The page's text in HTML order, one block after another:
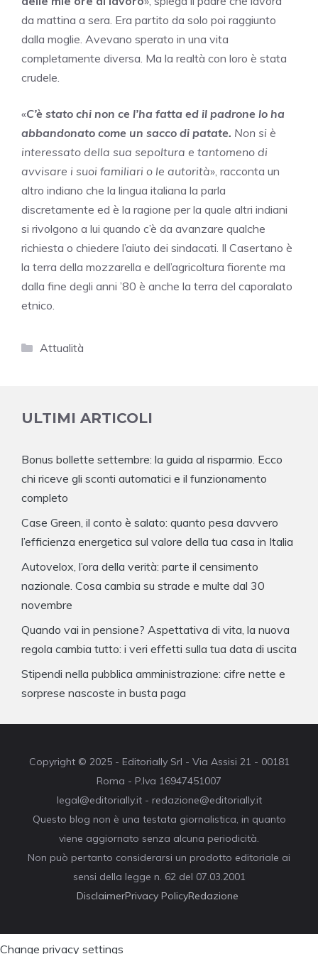
da mattina a sera. Era partito da solo poi raggiunto
dalla moglie. Avevano sperato in una vita
completamente diversa. Ma la realtà con loro è stata
crudele.
«C’è stato chi non ce l’ha fatta ed il padrone lo ha
abbandonato come un sacco di patate. Non si è
interessato della sua sepoltura e tantomeno di
avvisare i suoi familiari o le autorità», racconta un
altro indiano che la lingua italiana la parla
discretamente ed è la ragione per la quale altri indiani
si rivolgono a lui quando c’è da avanzare qualche
richiesta o chiedere l’aiuto dei sindacati. Il Casertano è
la terra della mozzarella e dell’agricoltura fiorente ma
dalla fine degli anni ’80 è anche la terra del caporalato
etnico.
Categorie
Attualità
ULTIMI ARTICOLI
Bonus bollette settembre: la guida al risparmio. Ecco
chi riceve gli sconti automatici e il funzionamento
completo
Case Green, il conto è salato: quanto pesa davvero
l’efficienza energetica sul valore della tua casa in Italia
Autovelox, l’ora della verità: parte il censimento
nazionale. Cosa cambia su strade e multe dal 30
novembre
Quando vai in pensione? Aspettativa di vita, la nuova
regola cambia tutto: i veri effetti sulla tua data di uscita
Stipendi nella pubblica amministrazione: cifre nette e
sorprese nascoste in busta paga
Copyright © 2025 - Editorially Srl - Via Assisi 21 - 00181
Roma - P.Iva 16947451007
legal@editorially.it - redazione@editorially.it
Questo blog non è una testata giornalistica, in quanto
viene aggiornato senza alcuna periodicità.
Non può pertanto considerarsi un prodotto editoriale ai
sensi della legge n. 62 del 07.03.2001
DisclaimerPrivacy PolicyRedazione
Change privacy settings